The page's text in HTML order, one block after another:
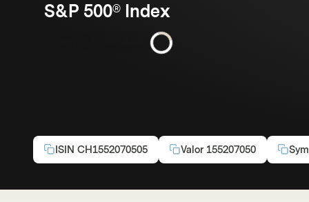
S&P 500® Index
ISIN CH1552070505 Valor 155207050